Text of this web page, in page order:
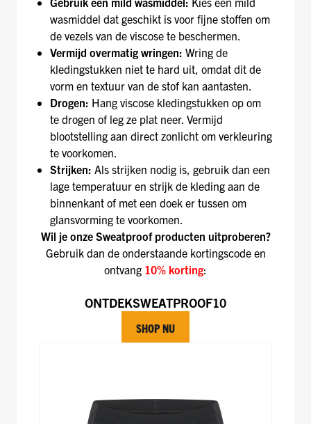
wasmiddel dat geschikt is voor fijne stoffen om
de vezels van de viscose te beschermen.
Vermijd overmatig wringen: Wring de
kledingstukken niet te hard uit, omdat dit de
vorm en textuur van de stof kan aantasten.
Drogen: Hang viscose kledingstukken op om
te drogen of leg ze plat neer. Vermijd
blootstelling aan direct zonlicht om verkleuring
te voorkomen.
Strijken: Als strijken nodig is, gebruik dan een
lage temperatuur en strijk de kleding aan de
binnenkant of met een doek er tussen om
glansvorming te voorkomen.
Wil je onze Sweatproof producten uitproberen?
Gebruik dan de onderstaande kortingscode en
ontvang 10% korting:
ONTDEKSWEATPROOF10
SHOP NU